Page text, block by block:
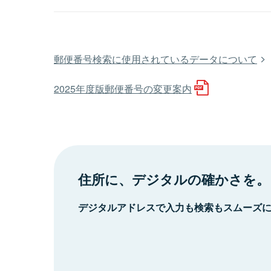
郵便番号検索に使用されているデータについて
2025年度版郵便番号の変更案内
住所に、デジタルの確かさを。
デジタルアドレスで入力も検索もスムーズ